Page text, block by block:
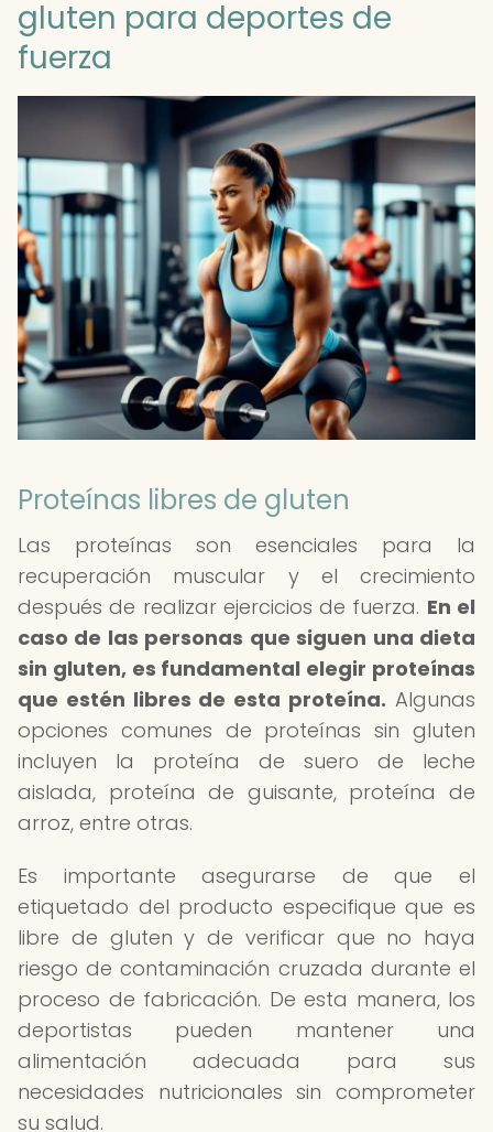
gluten para deportes de
fuerza
Proteínas libres de gluten
Las proteínas son esenciales para la
recuperación muscular y el crecimiento
después de realizar ejercicios de fuerza. En el
caso de las personas que siguen una dieta
sin gluten, es fundamental elegir proteínas
que estén libres de esta proteína. Algunas
opciones comunes de proteínas sin gluten
incluyen la proteína de suero de leche
aislada, proteína de guisante, proteína de
arroz, entre otras.
Es importante asegurarse de que el
etiquetado del producto especifique que es
libre de gluten y de verificar que no haya
riesgo de contaminación cruzada durante el
proceso de fabricación. De esta manera, los
deportistas pueden mantener una
alimentación adecuada para sus
necesidades nutricionales sin comprometer
su salud.